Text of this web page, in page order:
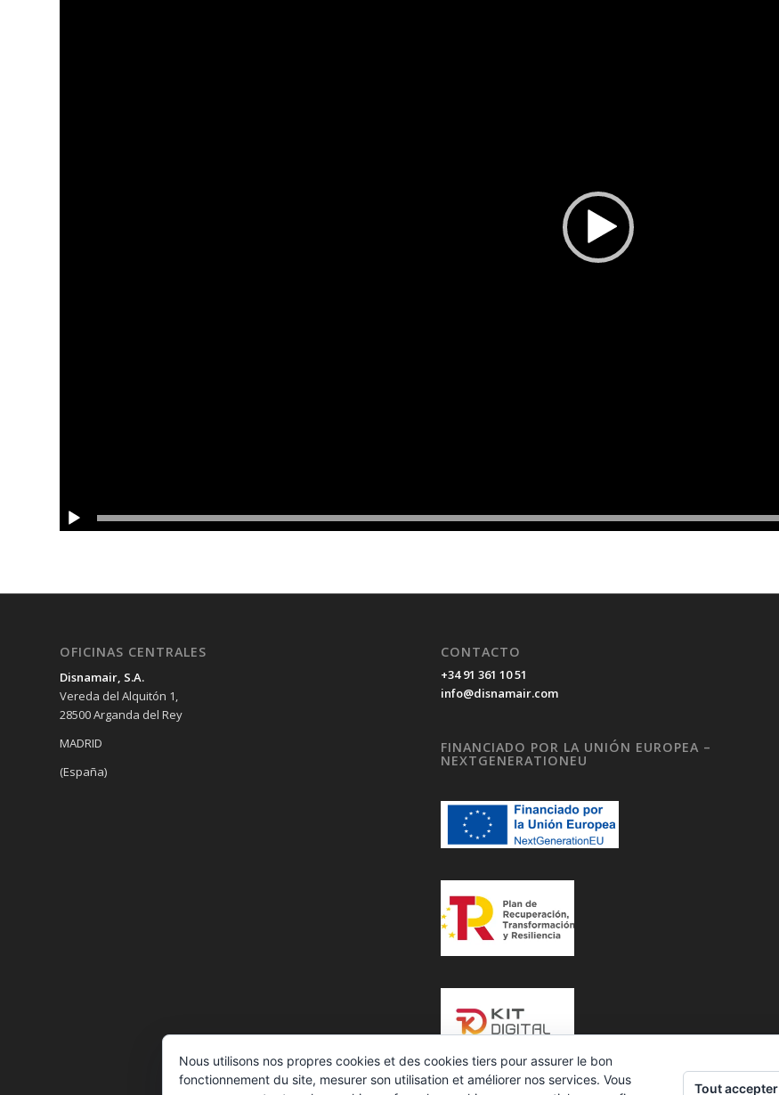
OFICINAS CENTRALES
Disnamair, S.A.
Vereda del Alquitón 1,
28500 Arganda del Rey
MADRID
(España)
CONTACTO
+34 91 361 10 51
info@disnamair.com
FINANCIADO POR LA UNIÓN EUROPEA –
NEXTGENERATIONEU
Nous utilisons nos propres cookies et des cookies tiers pour assurer le bon
fonctionnement du site, mesurer son utilisation et améliorer nos services. Vous
Tout accepter